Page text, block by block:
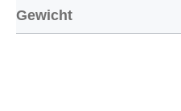
Gewicht